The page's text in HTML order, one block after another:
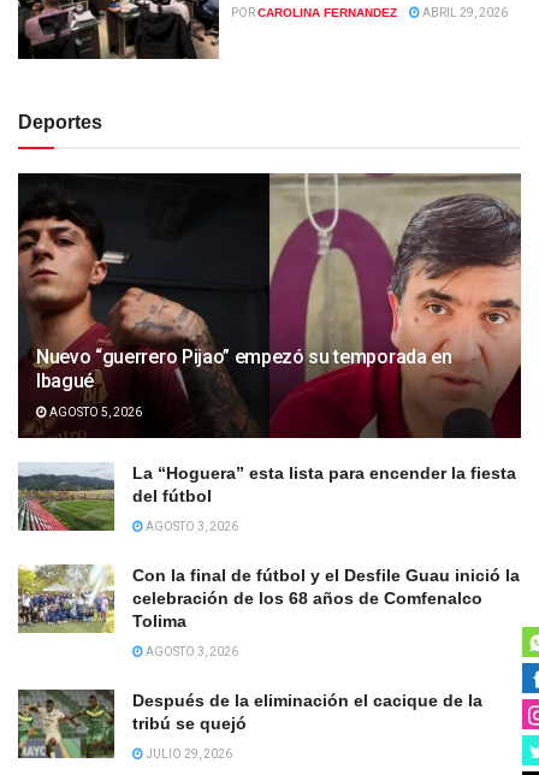
PORCAROLINA FERNANDEZ ABRIL 29, 2026
Deportes
Nuevo “guerrero Pijao” empezó su temporada en
Ibagué
AGOSTO 5, 2026
La “Hoguera” esta lista para encender la fiesta
del fútbol
AGOSTO 3, 2026
Con la final de fútbol y el Desfile Guau inició la
celebración de los 68 años de Comfenalco
Tolima
AGOSTO 3, 2026
Después de la eliminación el cacique de la
tribú se quejó
JULIO 29, 2026